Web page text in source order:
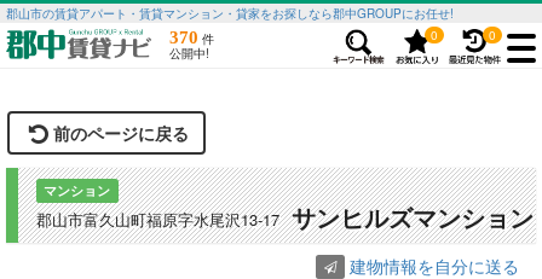
前のページに戻る
マンション
郡山市富久山町福原字水尾沢13-17 サンヒルズマンション
建物情報を自分に送る
郡山市の賃貸アパート・賃貸マンション・貸家をお探しなら郡中GROUPにお任せ!
370 件
公開中!
0 0